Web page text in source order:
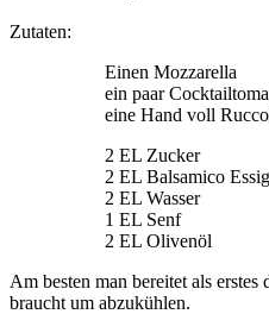
Zutaten:
Einen Mozzarella
ein paar
eine Hand voll
2 EL Zucker
2 EL Balsamico Essig
2 EL Wasser
1 EL Senf
2 EL Olivenöl
Am besten man bereitet als
braucht um abzukühlen.